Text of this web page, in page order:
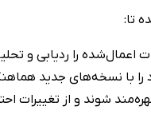
تا:
اعمال‌شده را ردیابی و
را با نسخه‌های جدید
شوند و از تغییرات